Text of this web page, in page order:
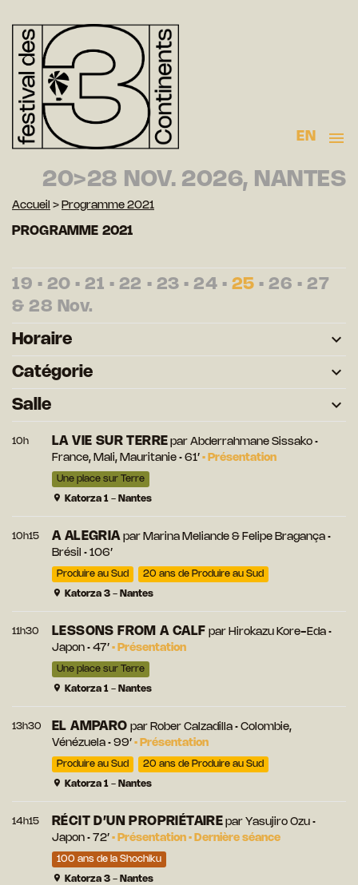
EN
20>28 NOV. 2026, NANTES
Accueil > Programme 2021
PROGRAMME 2021
19 • 20 •21 • 22 • 23 •24 • 25 •26 •27
&28 Nov.
Horaire
Catégorie
Salle
10h LA VIE SUR TERRE parAbderrahmane Sissako •
France, Mali, Mauritanie • 61’ • Présentation
Une place sur Terre
Katorza 1 - Nantes
10h15 A ALEGRIApar Marina Meliande& Felipe Bragança•
Brésil • 106’
Produire au Sud 20 ans de Produire au Sud
Katorza 3 - Nantes
11h30 LESSONS FROM A CALF par Hirokazu Kore-Eda•
Japon • 47’ • Présentation
Une place sur Terre
Katorza 1 - Nantes
13h30 EL AMPARO par Rober Calzadilla• Colombie,
Vénézuela • 99’ • Présentation
Produire au Sud 20 ans de Produire au Sud
Katorza 1 - Nantes
14h15 RÉCIT D’UN PROPRIÉTAIRE par Yasujiro Ozu •
Japon • 72’ • Présentation • Dernière séance
100 ans de la Shochiku
Katorza 3 - Nantes